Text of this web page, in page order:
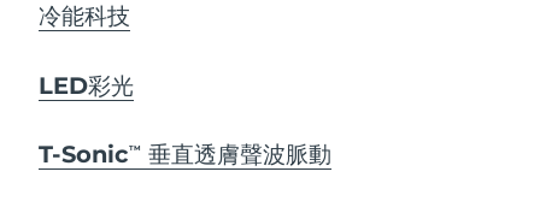
冷能科技
LED彩光
T-SonicTM 垂直透膚聲波脈動